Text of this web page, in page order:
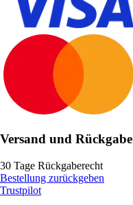
Versand und Rückgabe
30 Tage Rückgaberecht
Bestellung zurückgeben
Trustpilot